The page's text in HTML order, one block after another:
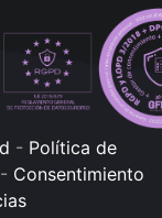
- Política de
- Consentimiento